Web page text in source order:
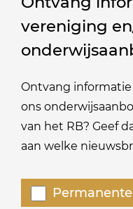
vereniging
Ontvang
ons
van het RB? Geef
aan welke
Welke